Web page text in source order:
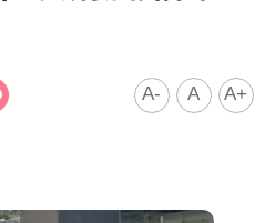
A- A A+